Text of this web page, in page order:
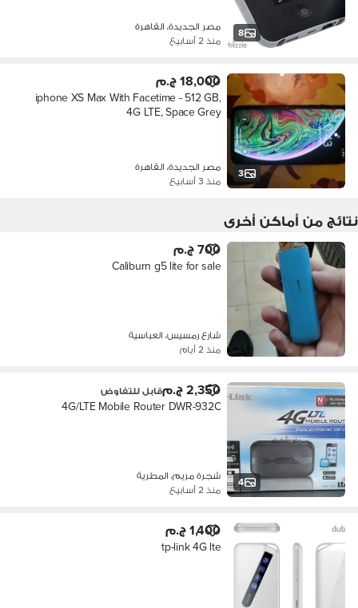
8
مصر الجديدة، القاهرة
منذ 2 أسابيع
3
18,000 ج.م
iphone XS Max With Facetime - 512 GB,
4G LTE, Space Grey
مصر الجديدة، القاهرة
منذ 3 أسابيع
نتائج من أماكن أخرى
700 ج.م
Caliburn g5 lite for sale
شارع رمسيس، العباسية
منذ 2 أيام
4
2,350 ج.م قابل للتفاوض
4G/LTE Mobile Router DWR-932C
شجرة مريم، المطرية
منذ 2 أسابيع
1,400 ج.م
tp-link 4G lte